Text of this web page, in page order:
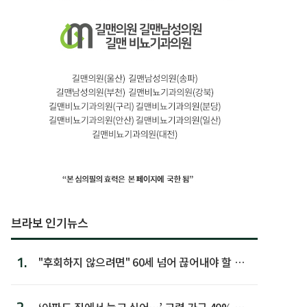
브라보 인기뉴스
1.
"후회하지 않으려면" 60세 넘어 끊어내야 할 사